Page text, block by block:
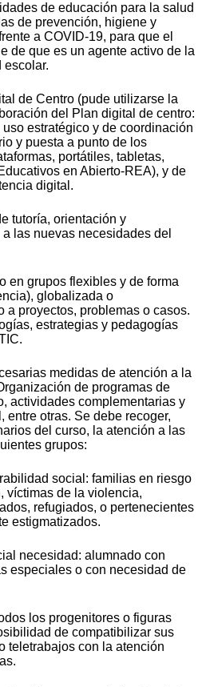
de educación para la salud
de prevención, higiene y
a COVID-19, para que el
de que es un agente activo de la
escolar.
de Centro (pude utilizarse la
del Plan digital de centro:
uso estratégico y de coordinación
y puesta a punto de los
portátiles, tabletas,
en Abierto-REA), y de
digital.
tutoría, orientación y
las nuevas necesidades del
en grupos flexibles y de forma
globalizada o
a proyectos, problemas o casos.
estrategias y pedagogías
medidas de atención a la
de programas de
actividades complementarias y
entre otras. Se debe recoger,
del curso, la atención a las
grupos:
social: familias en riesgo
víctimas de la violencia,
refugiados, o pertenecientes
estigmatizados.
necesidad: alumnado con
especiales o con necesidad de
los progenitores o figuras
de compatibilizar sus
teletrabajos con la atención